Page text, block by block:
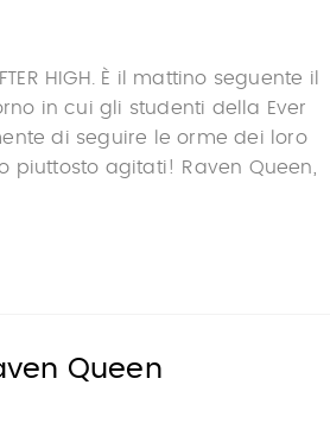
HIGH. È il mattino seguente il
in cui gli studenti della Ever
di seguire le orme dei loro
piuttosto agitati! Raven Queen,
Queen